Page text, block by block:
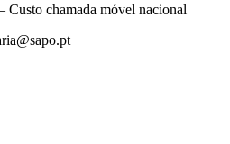
Custo chamada móvel nacional